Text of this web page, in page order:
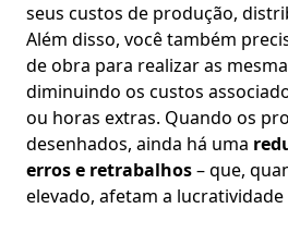
seus custos de produção,
Além disso, você também
de obra para realizar as
diminuindo os custos
ou horas extras. Quando os
desenhados, ainda há uma
erros e retrabalhos– que,
elevado, afetam a